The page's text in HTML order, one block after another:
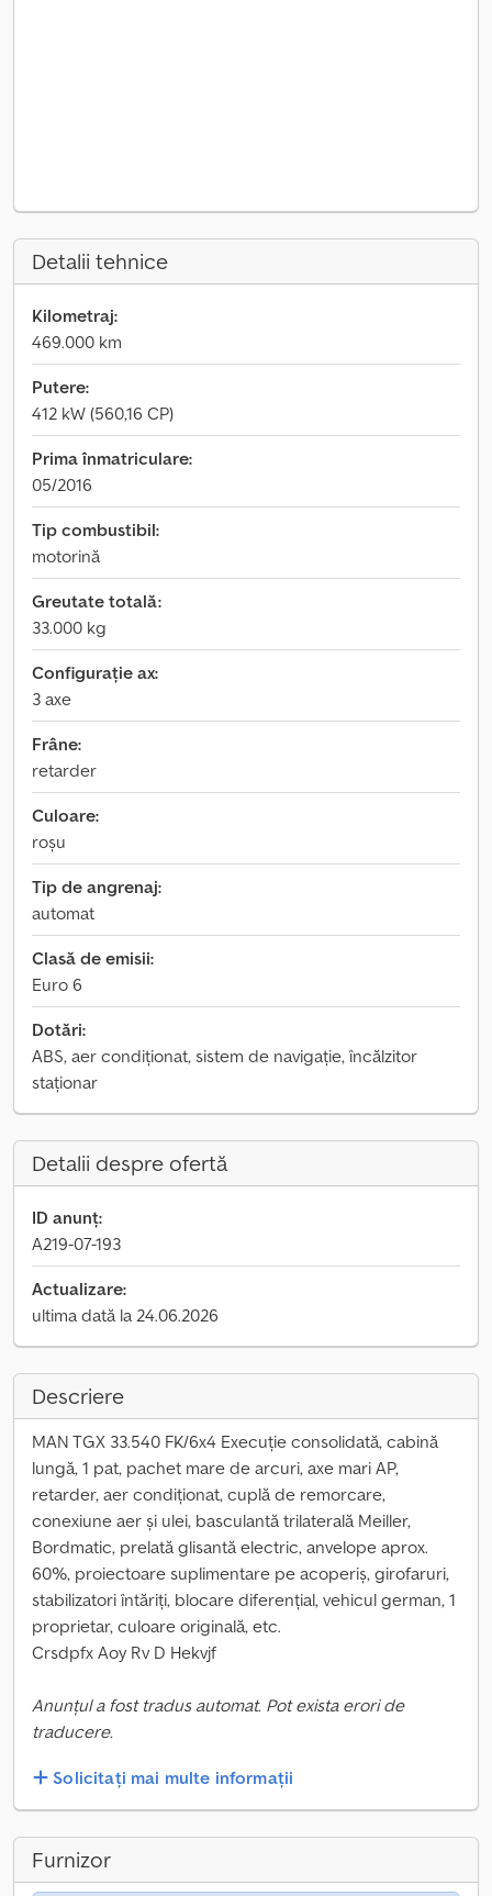
Detalii tehnice
Kilometraj:
469.000 km
Putere:
412 kW (560,16 CP)
Prima înmatriculare:
05/2016
Tip combustibil:
motorină
Greutate totală:
33.000 kg
Configurație ax:
3 axe
Frâne:
retarder
Culoare:
roșu
Tip de angrenaj:
automat
Clasă de emisii:
Euro 6
Dotări:
ABS, aer condiționat, sistem de navigație, încălzitor
staționar
Detalii despre ofertă
ID anunț:
A219-07-193
Actualizare:
ultima dată la 24.06.2026
Descriere
MAN TGX 33.540 FK/6x4 Execuție consolidată, cabină
lungă, 1 pat, pachet mare de arcuri, axe mari AP,
retarder, aer condiționat, cuplă de remorcare,
conexiune aer și ulei, basculantă trilaterală Meiller,
Bordmatic, prelată glisantă electric, anvelope aprox.
60%, proiectoare suplimentare pe acoperiș, girofaruri,
stabilizatori întăriți, blocare diferențial, vehicul german, 1
proprietar, culoare originală, etc.
Crsdpfx Aoy Rv D Hekvjf
Anunțul a fost tradus automat. Pot exista erori de
traducere.
Solicitați mai multe informații
Furnizor